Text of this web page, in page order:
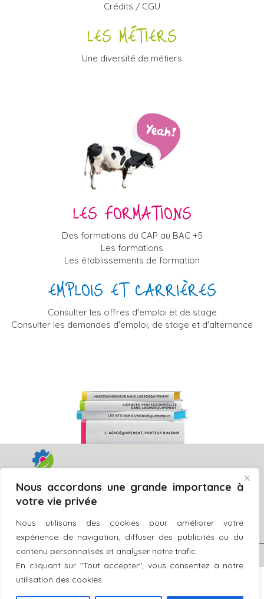
Nous accordons une grande importance à
votre vie privée
Nous utilisons des cookies pour améliorer votre
expérience de navigation, diffuser des publicités ou du
contenu personnalisés et analyser notre trafic.
En cliquant sur "Tout accepter", vous consentez à notre
utilisation des cookies.
Crédits / CGU
LES MÉTIERS
Une diversité de métiers
LES FORMATIONS
Des formations du CAP au BAC +5
Les formations
Les établissements de formation
EMPLOIS ET CARRIÈRES
Consulter les offres d'emploi et de stage
Consulter les demandes d'emploi, de stage et d'alternance
CONTACTER L'APRODEMA
01 42 12 73 64
Aprodema, tous droits réservés -CGU-Crédits- Réalisation La
Manane